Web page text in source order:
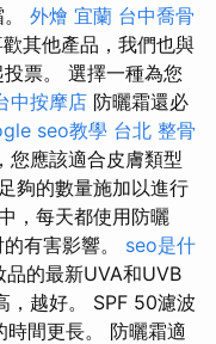
外燴 宜蘭 台中喬骨
其他產品，我們也與
票。 選擇一種為您
中按摩店 防曬霜還必
seo教學 台北 整骨
您應該適合皮膚類型
夠的數量施加以進行
，每天都使用防曬
有害影響。 seo是什
品的最新UVA和UVB
，越好。 SPF 50濾波
時間更長。 防曬霜適